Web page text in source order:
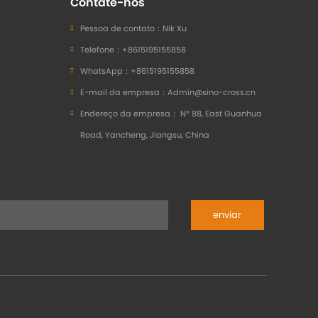
Pessoa de contato： Nik Xu
Telefone： +8615195155858
WhatsApp： +8615195155858
E-mail da empresa： Admin@sino-cross.cn
Endereço da empresa： Nº 88, East Guanhua
Road, Yancheng, Jiangsu, China
enviar